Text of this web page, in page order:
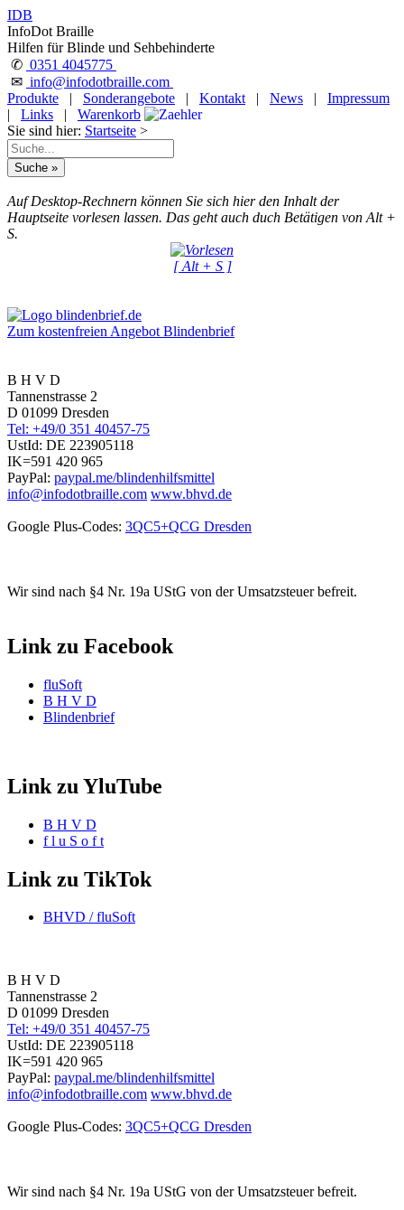
IDB
InfoDot Braille
Hilfen für Blinde und Sehbehinderte
✆ 0351 4045775
✉ info@infodotbraille.com
Produkte
| Sonderangebote | Kontakt | News |
Impressum
|
Links |
Warenkorb
Sie sind hier: Startseite >
Auf Desktop-Rechnern können Sie sich hier den Inhalt der
Hauptseite vorlesen lassen. Das geht auch duch Betätigen von Alt +
S.
[ Alt + S ]
Zum kostenfreien Angebot Blindenbrief
B H V D
Tannenstrasse 2
D 01099 Dresden
Tel: +49/0 351 40457-75
UstId: DE 223905118
IK=591 420 965
PayPal: paypal.me/blindenhilfsmittel
info@infodotbraille.com www.bhvd.de
Google Plus-Codes: 3QC5+QCG Dresden
Wir sind nach §4 Nr. 19a UStG von der Umsatzsteuer befreit.
Link zu Facebook
fluSoft
B H V D
Blindenbrief
Link zu YluTube
B H V D
f l u S o f t
Link zu TikTok
BHVD / fluSoft
B H V D
Tannenstrasse 2
D 01099 Dresden
Tel: +49/0 351 40457-75
UstId: DE 223905118
IK=591 420 965
PayPal: paypal.me/blindenhilfsmittel
info@infodotbraille.com www.bhvd.de
Google Plus-Codes: 3QC5+QCG Dresden
Wir sind nach §4 Nr. 19a UStG von der Umsatzsteuer befreit.